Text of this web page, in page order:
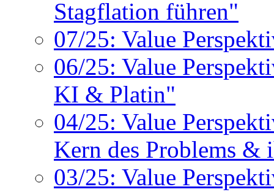
Stagflation führen"
07/25: Value
06/25: Value
KI & Platin"
04/25: Value
Kern des Problems
03/25: Value